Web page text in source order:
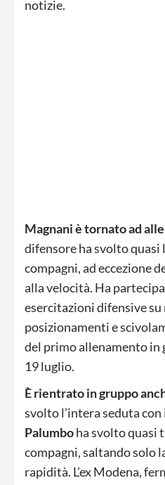
notizie.
Magnani è tornato ad
difensore ha svolto quasi
compagni, ad eccezione
alla velocità. Ha
esercitazioni difensive su
posizionamenti e
del primo allenamento in
19 luglio.
È rientrato in gruppo
svolto l’intera seduta
Palumboha svolto quasi
compagni, saltando solo
rapidità. L’ex Modena,